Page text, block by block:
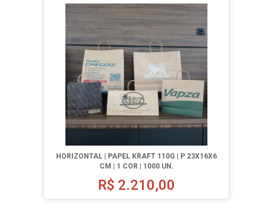
HORIZONTAL | PAPEL KRAFT 110G | P 23X16X6
CM | 1 COR | 1000 UN.
R$ 2.210,00